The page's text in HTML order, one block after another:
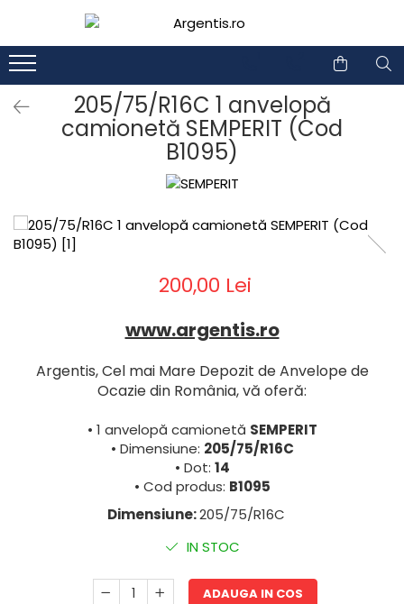
205/75/R16C 1 anvelopă
camionetă SEMPERIT (Cod
B1095)
200,00 Lei
www.argentis.ro
Argentis, Cel mai Mare Depozit de Anvelope de
Ocazie din România, vă oferă:
• 1 anvelopă camionetă SEMPERIT
• Dimensiune: 205/75/R16C
• Dot: 14
• Cod produs: B1095
Dimensiune:205/75/R16C
IN STOC
ADAUGA IN COS